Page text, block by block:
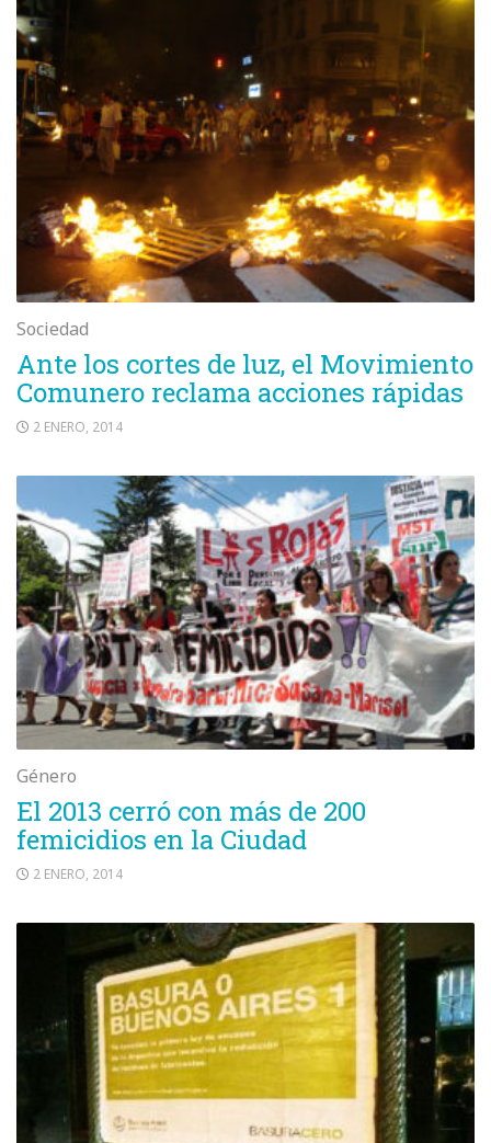
Sociedad
Ante los cortes de luz, el Movimiento
Comunero reclama acciones rápidas
2 ENERO, 2014
Género
El 2013 cerró con más de 200
femicidios en la Ciudad
2 ENERO, 2014